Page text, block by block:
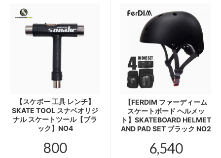
【スケボー 工具 レンチ】
SKATE TOOL スナベオリジ
ナル スケートツール【ブラ
ック】NO4
800
【FERDIM ファーディーム
スケートボード ヘルメッ
ト】SKATEBOARD HELMET
AND PAD SET ブラック NO2
6,540